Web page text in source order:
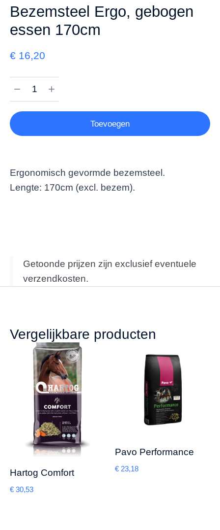
Bezemsteel Ergo, gebogen
essen 170cm
€ 16,20
Toevoegen
Ergonomisch gevormde bezemsteel.
Lengte: 170cm (excl. bezem).
Getoonde prijzen zijn exclusief eventuele
verzendkosten.
Vergelijkbare producten
Hartog Comfort
€ 30,53
Pavo Performance
€ 23,18